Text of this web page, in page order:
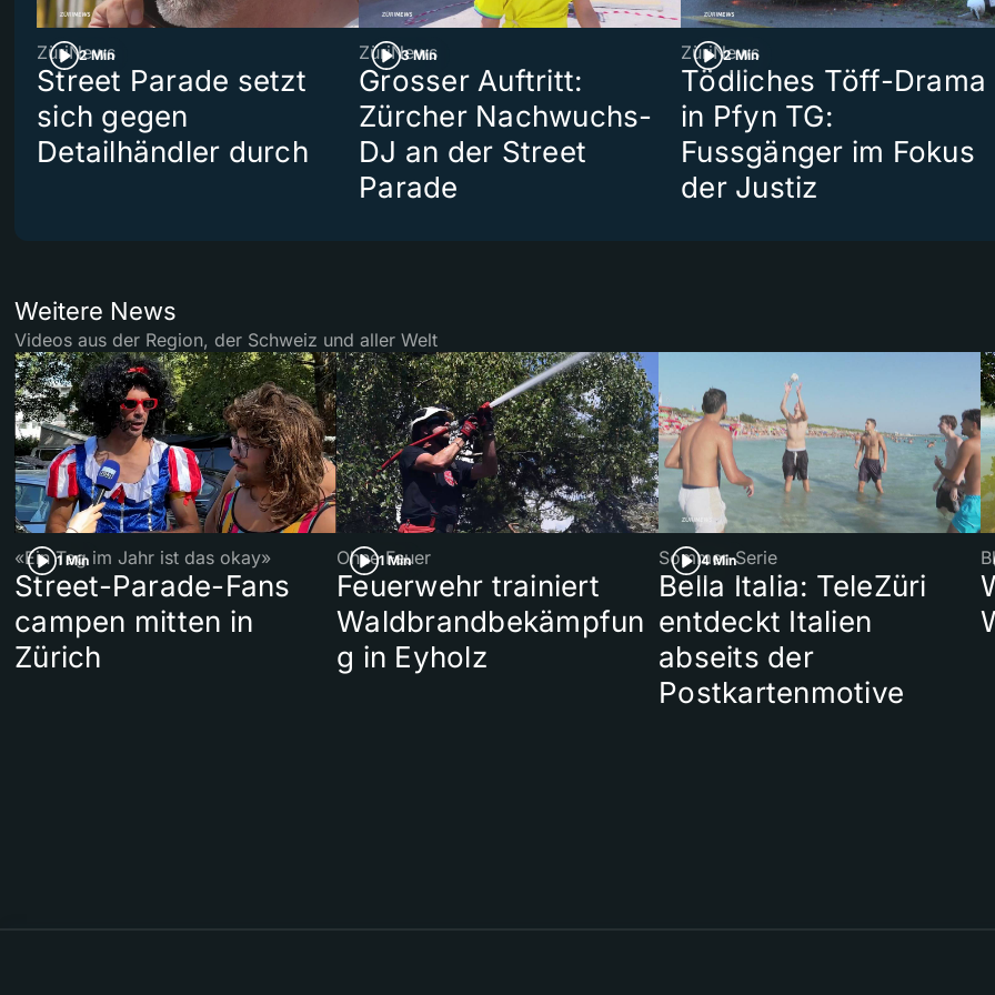
2 Min
ZüriNews
Street Parade setzt
sich gegen
Detailhändler durch
3 Min
ZüriNews
Grosser Auftritt:
Zürcher Nachwuchs-
DJ an der Street
Parade
2 Min
ZüriNews
Tödliches Töff-Drama
in Pfyn TG:
Fussgänger im Fokus
der Justiz
Weitere News
Videos aus der Region, der Schweiz und aller Welt
1 Min
«Ein Tag im Jahr ist das okay»
Street-Parade-Fans
campen mitten in
Zürich
1 Min
Ohne Feuer
Feuerwehr trainiert
Waldbrandbekämpfun
g in Eyholz
4 Min
Sommer-Serie
Bella Italia: TeleZüri
entdeckt Italien
abseits der
Postkartenmotive